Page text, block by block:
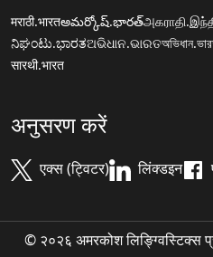
मराठी.भारतఅమర్కోష్.భారత్
ನಿಘಂಟು.ಭಾರತଅଭିଧାନ.ଭାରତ
सारथी.भारत
अनुसरण करें
एक्स (ट्विटर) लिंक्डइन
© २०२६ अमरकोश लिङ्ग्विस्टिक्स